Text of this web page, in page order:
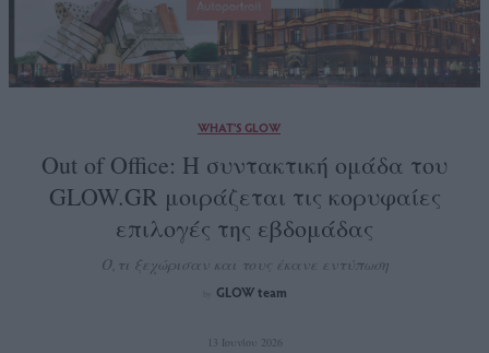
WHAT'S GLOW
Out of Office: Η συντακτική ομάδα του
GLOW.GR μοιράζεται τις κορυφαίες
επιλογές της εβδομάδας
Ό,τι ξεχώρισαν και τους έκανε εντύπωση
GLOW team
13 Ιουνίου 2026